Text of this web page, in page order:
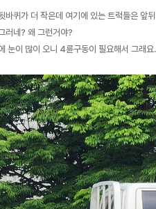
바퀴가 더 작은데 여기에 있는 트럭들은 앞
러네? 왜 그런거야?
눈이 많이 오니 4륜구동이 필요해서 그래